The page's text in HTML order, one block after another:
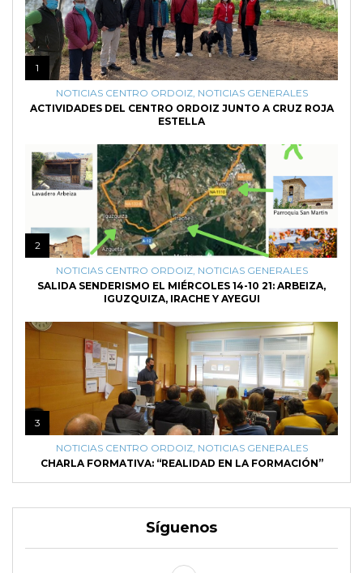
1
NOTICIAS CENTRO ORDOIZ, NOTICIAS GENERALES
ACTIVIDADES DEL CENTRO ORDOIZ JUNTO A CRUZ ROJA
ESTELLA
2
NOTICIAS CENTRO ORDOIZ, NOTICIAS GENERALES
SALIDA SENDERISMO EL MIÉRCOLES 14-10 21: ARBEIZA,
IGUZQUIZA, IRACHE Y AYEGUI
3
NOTICIAS CENTRO ORDOIZ, NOTICIAS GENERALES
CHARLA FORMATIVA: “REALIDAD EN LA FORMACIÓN”
Síguenos